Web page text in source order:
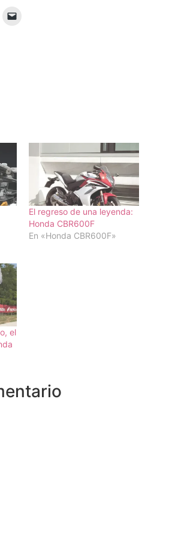
El regreso de una leyenda:
Honda CBR600F
En «Honda CBR600F»
el